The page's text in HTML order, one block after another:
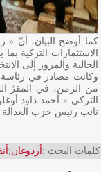
كما أوضح البيان، أنّ «
الاستثمارات التركية
الحالية والمرور إلى
وكانت مصادر في رئاسة
من الزمن، في المقرّ
التركي « أحمد داود
نائب رئيس حزب العدالة
كلمات البحث : أردوغان;